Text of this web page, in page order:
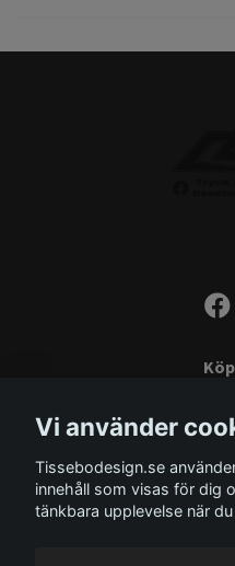
Vi använder
Tissebodesign.se
innehåll som visas för dig
tänkbara upplevelse när